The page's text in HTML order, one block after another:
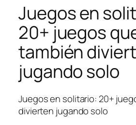
Juegos en
20+ juegos
también
jugando solo
Juegos en solitario: 20+
divierten jugando solo